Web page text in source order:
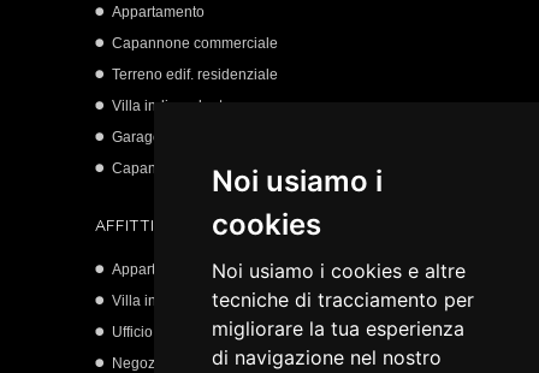
Noi usiamo i
cookies
Noi usiamo i cookies e altre
tecniche di tracciamento per
migliorare la tua esperienza
di navigazione nel nostro
Appartamento
Capannone commerciale
Terreno edif. residenziale
Villa indipendente
Garage
Capannone artigianale
AFFITTI
Appartamento
Villa indipendente
Ufficio
Negozio